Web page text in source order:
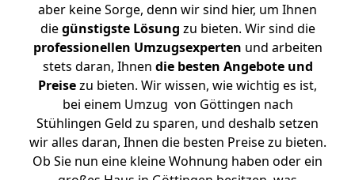
aber keine Sorge, denn wir sind hier, um Ihnen
diegünstigste Lösung zu bieten. Wir sind die
professionellen Umzugsexperten und arbeiten
stets daran, Ihnen die besten Angebote und
Preisezu bieten. Wir wissen, wie wichtig es ist,
bei einem Umzug von Göttingen nach
Stühlingen Geld zu sparen, und deshalb setzen
wir alles daran, Ihnen die besten Preise zu bieten.
Ob Sie nun eine kleine Wohnung haben oder ein